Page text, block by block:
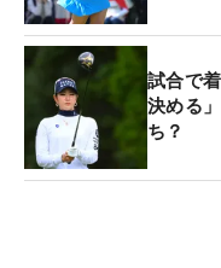
試合で
決める
ち？